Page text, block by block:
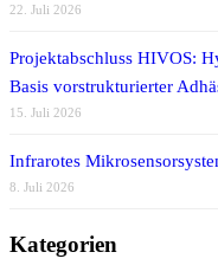
22. Juli 2026
Projektabschluss HIVOS:
Basis vorstrukturierter
15. Juli 2026
Infrarotes
8. Juli 2026
Kategorien